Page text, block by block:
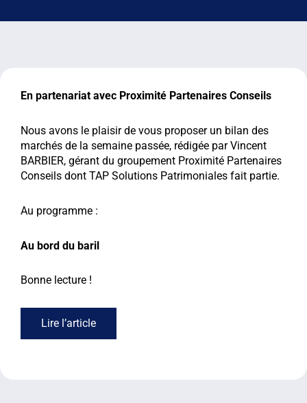
En partenariat avec Proximité Partenaires Conseils
Nous avons le plaisir de vous proposer un bilan des
marchés de la semaine passée, rédigée par Vincent
BARBIER, gérant du groupement Proximité Partenaires
Conseils dont TAP Solutions Patrimoniales fait partie.
Au programme :
Au bord du baril
Bonne lecture !
Lire l’article